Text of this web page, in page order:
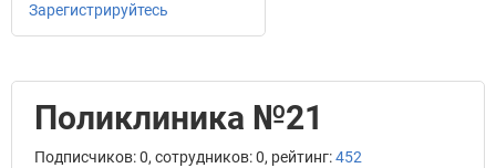
Зарегистрируйтесь
Поликлиника №21
Подписчиков: 0, сотрудников: 0, рейтинг:452